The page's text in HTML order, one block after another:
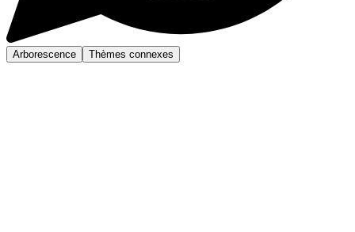
Arborescence Thèmes connexes